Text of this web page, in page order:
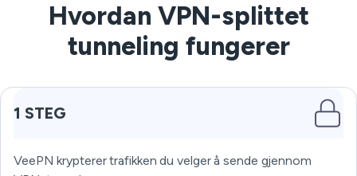
Hvordan VPN-splittet
tunneling fungerer
1 STEG
VeePN krypterer trafikken du velger å sende gjennom